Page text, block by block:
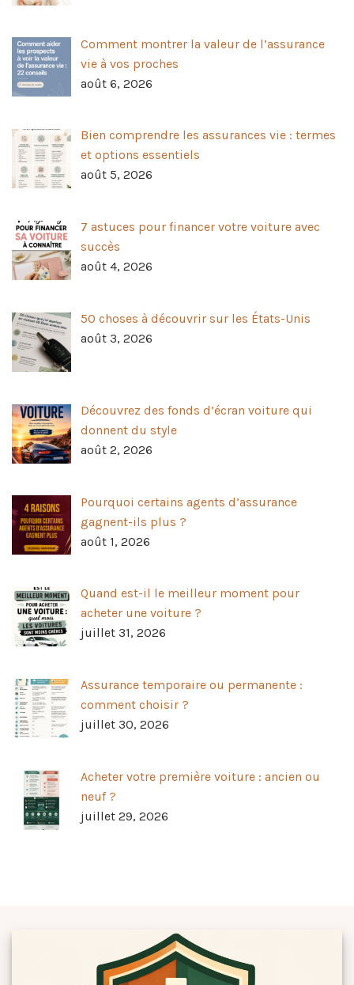
Comment montrer la valeur de l’assurance
vie à vos proches
août 6, 2026
Bien comprendre les assurances vie : termes
et options essentiels
août 5, 2026
7 astuces pour financer votre voiture avec
succès
août 4, 2026
50 choses à découvrir sur les États-Unis
août 3, 2026
Découvrez des fonds d’écran voiture qui
donnent du style
août 2, 2026
Pourquoi certains agents d’assurance
gagnent-ils plus ?
août 1, 2026
Quand est-il le meilleur moment pour
acheter une voiture ?
juillet 31, 2026
Assurance temporaire ou permanente :
comment choisir ?
juillet 30, 2026
Acheter votre première voiture : ancien ou
neuf ?
juillet 29, 2026